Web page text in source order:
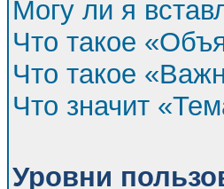
Могу ли я
Что такое
Что такое
Что значит
Уровни